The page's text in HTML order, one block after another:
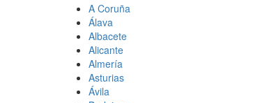
A Coruña
Álava
Albacete
Alicante
Almería
Asturias
Ávila